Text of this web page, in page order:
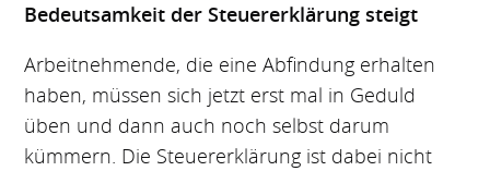
Bedeutsamkeit der Steuererklärung steigt
Arbeitnehmende, die eine Abfindung erhalten
haben, müssen sich jetzt erst mal in Geduld
üben und dann auch noch selbst darum
kümmern. Die Steuererklärung ist dabei nicht